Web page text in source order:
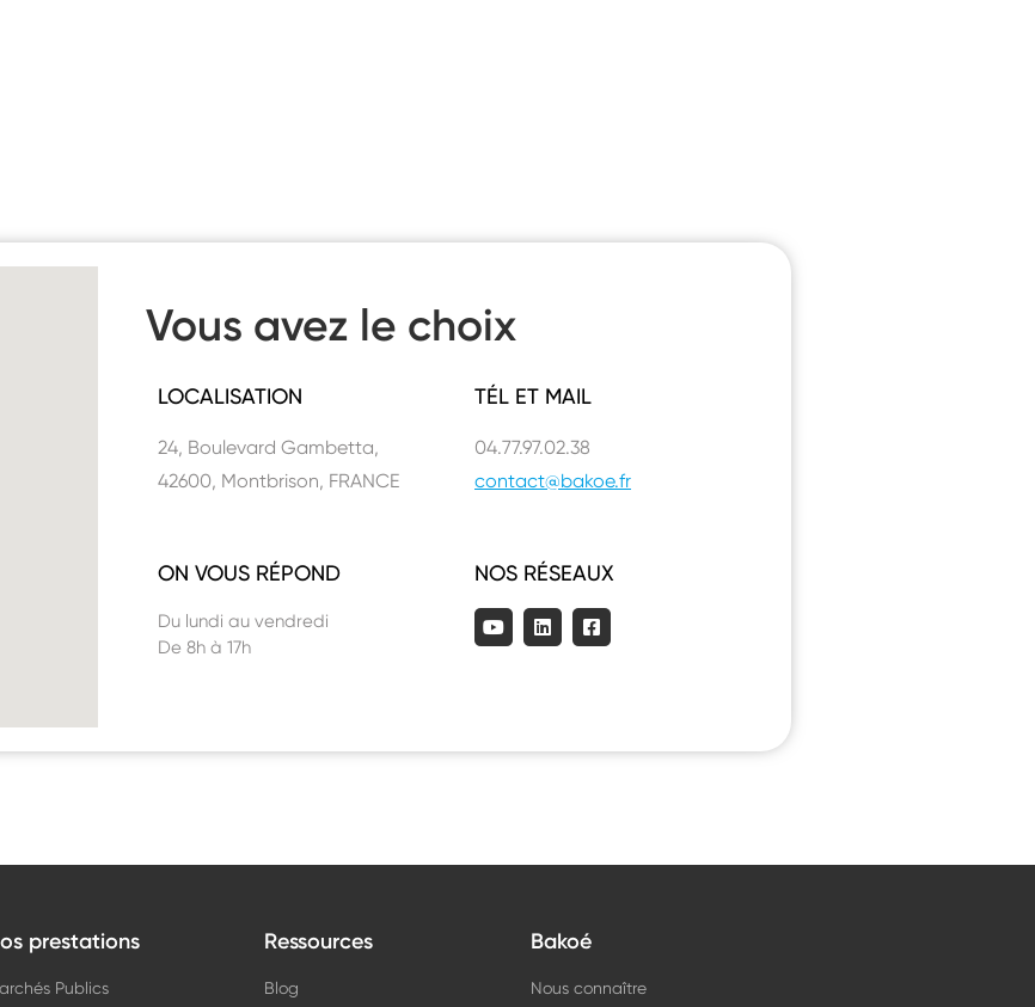
Vous avez le choix
LOCALISATION
24, Boulevard Gambetta,
42600, Montbrison, FRANCE
TÉL ET MAIL
04.77.97.02.38
contact@bakoe.fr
ON VOUS RÉPOND
Du lundi au vendredi
De 8h à 17h
NOS RÉSEAUX
prestations
Publics
Ressources
Blog
Bakoé
Nous connaître